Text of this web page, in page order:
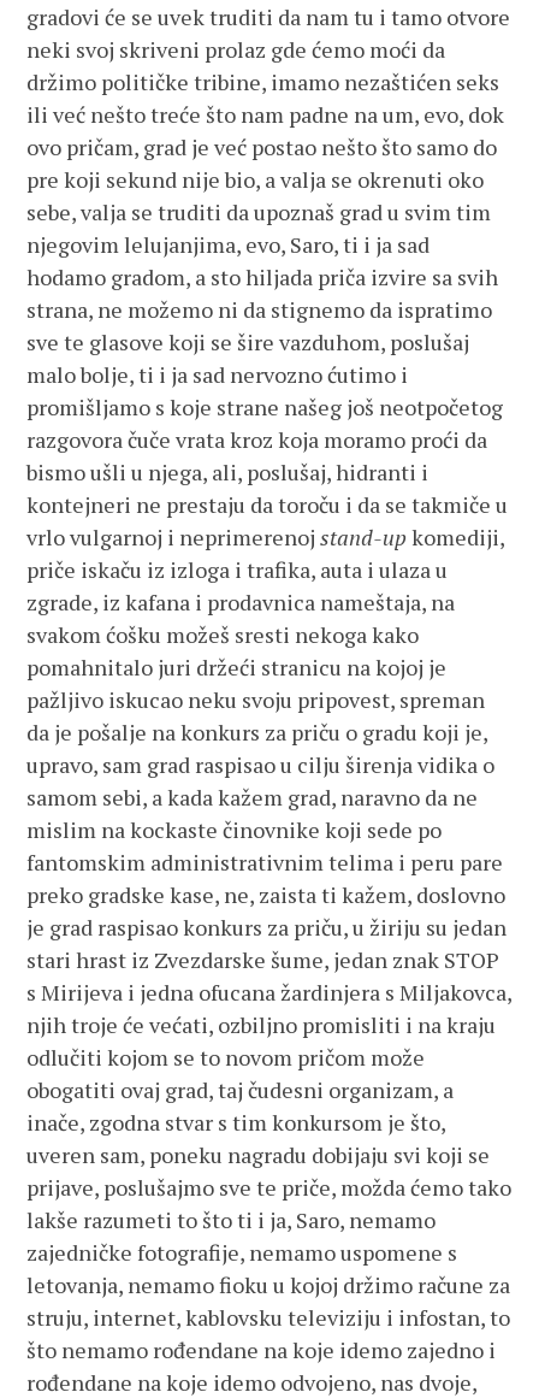
gradovi će se uvek truditi da nam tu i tamo otvore
neki svoj skriveni prolaz gde ćemo moći da
držimo političke tribine, imamo nezaštićen seks
ili već nešto treće što nam padne na um, evo, dok
ovo pričam, grad je već postao nešto što samo do
pre koji sekund nije bio, a valja se okrenuti oko
sebe, valja se truditi da upoznaš grad u svim tim
njegovim lelujanjima, evo, Saro, ti i ja sad
hodamo gradom, a sto hiljada priča izvire sa svih
strana, ne možemo ni da stignemo da ispratimo
sve te glasove koji se šire vazduhom, poslušaj
malo bolje, ti i ja sad nervozno ćutimo i
promišljamo s koje strane našeg još neotpočetog
razgovora čuče vrata kroz koja moramo proći da
bismo ušli u njega, ali, poslušaj, hidranti i
kontejneri ne prestaju da toroču i da se takmiče u
vrlo vulgarnoj i neprimerenojstand-up komediji,
priče iskaču iz izloga i trafika, auta i ulaza u
zgrade, iz kafana i prodavnica nameštaja, na
svakom ćošku možeš sresti nekoga kako
pomahnitalo juri držeći stranicu na kojoj je
pažljivo iskucao neku svoju pripovest, spreman
da je pošalje na konkurs za priču o gradu koji je,
upravo, sam grad raspisao u cilju širenja vidika o
samom sebi, a kada kažem grad, naravno da ne
mislim na kockaste činovnike koji sede po
fantomskim administrativnim telima i peru pare
preko gradske kase, ne, zaista ti kažem, doslovno
je grad raspisao konkurs za priču, u žiriju su jedan
stari hrast iz Zvezdarske šume, jedan znak STOP
s Mirijeva i jedna ofucana žardinjera s Miljakovca,
njih troje će većati, ozbiljno promisliti i na kraju
odlučiti kojom se to novom pričom može
obogatiti ovaj grad, taj čudesni organizam, a
inače, zgodna stvar s tim konkursom je što,
uveren sam, poneku nagradu dobijaju svi koji se
prijave, poslušajmo sve te priče, možda ćemo tako
lakše razumeti to što ti i ja, Saro, nemamo
zajedničke fotografije, nemamo uspomene s
letovanja, nemamo fioku u kojoj držimo račune za
struju, internet, kablovsku televiziju i infostan, to
što nemamo rođendane na koje idemo zajedno i
rođendane na koje idemo odvojeno, nas dvoje,